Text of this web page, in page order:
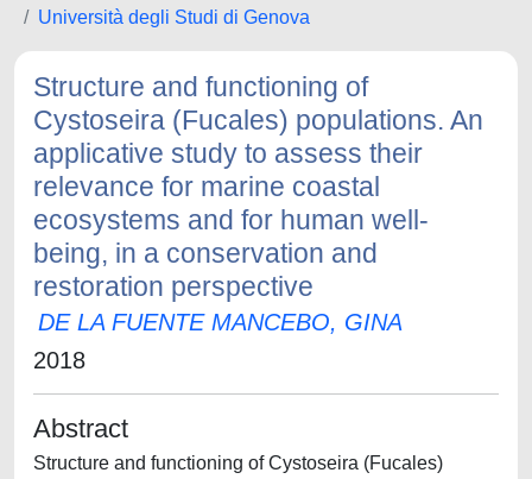
Università degli Studi di Genova
Structure and functioning of
Cystoseira (Fucales) populations. An
applicative study to assess their
relevance for marine coastal
ecosystems and for human well-
being, in a conservation and
restoration perspective
DE LA FUENTE MANCEBO, GINA
2018
Abstract
Structure and functioning of Cystoseira (Fucales)